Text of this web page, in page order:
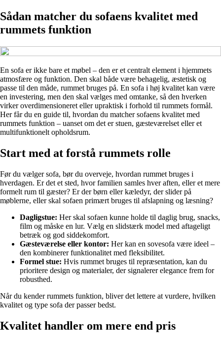
Sådan matcher du sofaens kvalitet med
rummets funktion
En sofa er ikke bare et møbel – den er et centralt element i hjemmets
atmosfære og funktion. Den skal både være behagelig, æstetisk og
passe til den måde, rummet bruges på. En sofa i høj kvalitet kan være
en investering, men den skal vælges med omtanke, så den hverken
virker overdimensioneret eller upraktisk i forhold til rummets formål.
Her får du en guide til, hvordan du matcher sofaens kvalitet med
rummets funktion – uanset om det er stuen, gæsteværelset eller et
multifunktionelt opholdsrum.
Start med at forstå rummets rolle
Før du vælger sofa, bør du overveje, hvordan rummet bruges i
hverdagen. Er det et sted, hvor familien samles hver aften, eller et mere
formelt rum til gæster? Er der børn eller kæledyr, der slider på
møblerne, eller skal sofaen primært bruges til afslapning og læsning?
Dagligstue: Her skal sofaen kunne holde til daglig brug, snacks,
film og måske en lur. Vælg en slidstærk model med aftageligt
betræk og god siddekomfort.
Gæsteværelse eller kontor: Her kan en sovesofa være ideel –
den kombinerer funktionalitet med fleksibilitet.
Formel stue: Hvis rummet bruges til repræsentation, kan du
prioritere design og materialer, der signalerer elegance frem for
robusthed.
Når du kender rummets funktion, bliver det lettere at vurdere, hvilken
kvalitet og type sofa der passer bedst.
Kvalitet handler om mere end pris